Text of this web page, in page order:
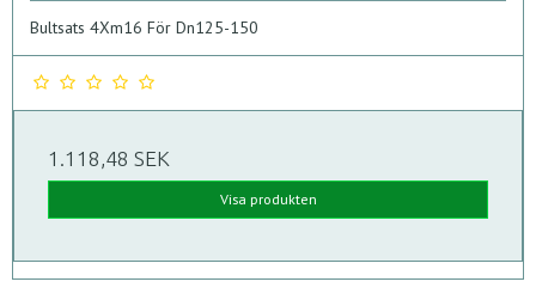
Bultsats 4Xm16 För Dn125-150
1.118,48 SEK
Visa produkten